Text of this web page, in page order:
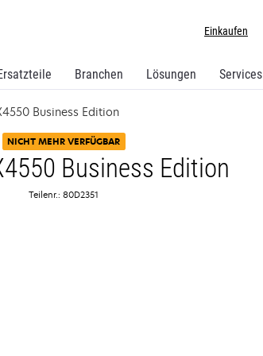
Branchen Lösungen Services
Einkaufen
Business Edition
NICHT MEHR VERFÜGBAR
Business Edition
Teilenr.: 80D2351